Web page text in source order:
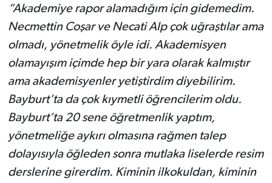
“Akademiye rapor alamadığım için gidemedim.
Necmettin Coşar ve Necati Alp çok uğraştılar ama
olmadı, yönetmelik öyle idi. Akademisyen
olamayışım içimde hep bir yara olarak kalmıştır
ama akademisyenler yetiştirdim diyebilirim.
Bayburt’ta da çok kıymetli öğrencilerim oldu.
Bayburt’ta 20 sene öğretmenlik yaptım,
yönetmeliğe aykırı olmasına rağmen talep
dolayısıyla öğleden sonra mutlaka liselerde resim
derslerine girerdim. Kiminin ilkokuldan, kiminin